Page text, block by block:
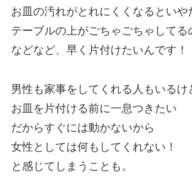
お皿の汚れがとれにくくなるといや
テーブルの上がごちゃごちゃしてる
などなど、早く片付けたいんです！
男性も家事をしてくれる人もいるけ
お皿を片付ける前に一息つきたい
だからすぐには動かないから
女性としては何もしてくれない！
と感じてしまうことも。